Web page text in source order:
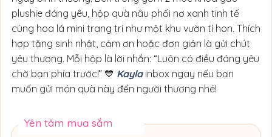
plushie đáng yêu, hộp quà nâu phối nơ xanh tinh tế
cùng hoa lá mini trang trí như một khu vườn tí hon. Thích
hợp tặng sinh nhật, cảm ơn hoặc đơn giản là gửi chút
yêu thương. Mỗi hộp là lời nhắn: “Luôn có điều đáng yêu
chờ bạn phía trước!” 💙 Kaylainbox ngay nếu bạn
muốn gửi món quà này đến người thương nhé!
Yên tâm mua sắm